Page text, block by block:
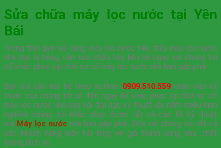
Sửa chữa máy lọc nước tại Yên
Bái
Trong thời gian sử dụng máy lọc nước nếu thấy máy lọc nước
nhà bạn bị hỏng, cần sửa chữa hãy liên hệ ngay với chúng tôi
để khắc phục kịp thời sự cố máy lọc nước nhà bạn gặp phải.
Bạn chỉ cần liên hệ theo hotline: 0909.510.559 nhân viên kỹ
thuật của chúng tôi sẽ đến ngay để khắc phục kịp thời sự cố
máy lọc nước nhà bạn.Với đội ngũ kỹ thuật lâu năm nhiều kinh
nghiệm chúng tôi khắc phục được tất cả các lỗi kỹ thuật
mà Máy lọc nước nhà bạn gặp phải. Đến với chúng tôi tất cả
các khách hàng luôn hài lòng về giá thành cũng như chất
lượng dịch vụ.